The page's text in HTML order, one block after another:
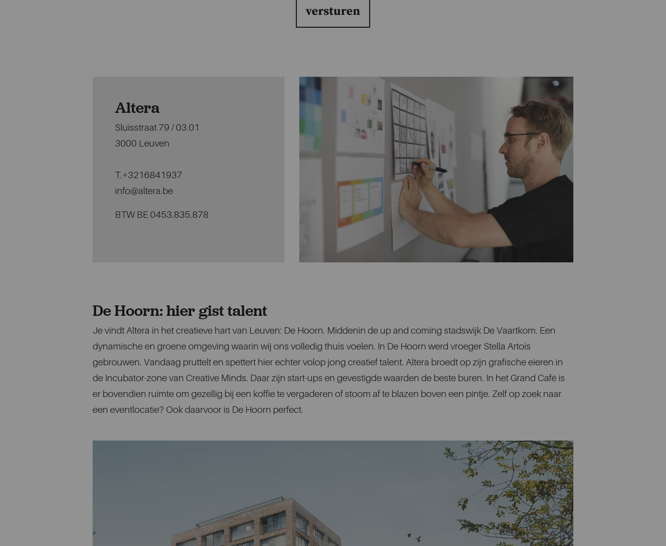
versturen
Altera
Sluisstraat 79 / 03.01
3000 Leuven
T.+3216841937
info@altera.be
BTW BE 0453.835.878
De Hoorn: hier gist talent
Je vindt Altera in het creatieve hart van Leuven: De Hoorn. Middenin de up and coming stadswijk De Vaartkom. Een
dynamische en groene omgeving waarin wij ons volledig thuis voelen. In De Hoorn werd vroeger Stella Artois
gebrouwen. Vandaag pruttelt en spettert hier echter volop jong creatief talent. Altera broedt op zijn grafische eieren in
de Incubator-zone van Creative Minds. Daar zijn start-ups en gevestigde waarden de beste buren. In het Grand Café is
er bovendien ruimte om gezellig bij een koffie te vergaderen of stoom af te blazen boven een pintje. Zelf op zoek naar
een eventlocatie? Ook daarvoor is De Hoorn perfect.